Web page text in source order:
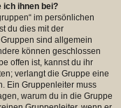
ich ihnen bei?
im persönlichen
du dies mit der
sind allgemein
können geschlossen
offen ist, kannst du ihr
verlangt die Gruppe eine
Ein Gruppenleiter muss
warum du in die Gruppe